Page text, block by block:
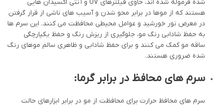
شده فرموله شده اند، حاوی فیلترهای UV و آنتی اکسیدان هایی
هستند که از موها در برابر محو شدن و آسیب های ناشی از قرار گرفتن
در معرض نور خورشید و عوامل محیطی محافظت می کنند. این سرم ها
به حفظ شادابی رنگ مو، جلوگیری از ریزش رنگ و حفظ یکپارچگی
ساقه مو کمک می کنند و برای حفظ شادابی و ظاهری سالم موهای رنگ
شده ضروری هستند.
سرم های محافظ در برابر گرما:
سرم های محافظ حرارت برای محافظت از مو در برابر ابزارهای حالت